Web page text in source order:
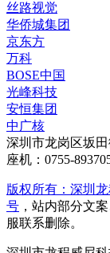
丝路视觉
华侨城集团
京东方
万科
BOSE中国
光峰科技
安恒集团
中广核
深圳市龙岗区坂
座机：0755-
版权所有：深圳
号 ，站内部分文
服联系删除。